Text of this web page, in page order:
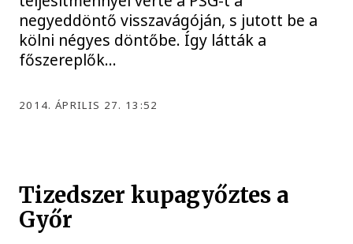
negyeddöntő visszavágóján, s jutott be a
kölni négyes döntőbe. Így látták a
főszereplők…
2014. ÁPRILIS 27. 13:52
Tizedszer kupagyőztes a
Győr